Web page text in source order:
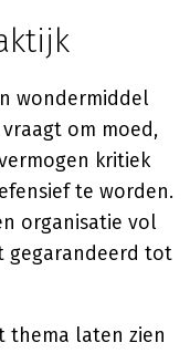
wondermiddel
om moed,
kritiek
te worden.
organisatie vol
gegarandeerd tot
thema laten zien